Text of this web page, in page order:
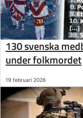
130 svenska
under folkmordet
19 februari 2026